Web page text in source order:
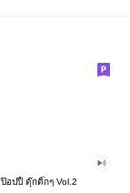
ป๊อปปี้ ดุ๊กดิ๊กๆ Vol.2